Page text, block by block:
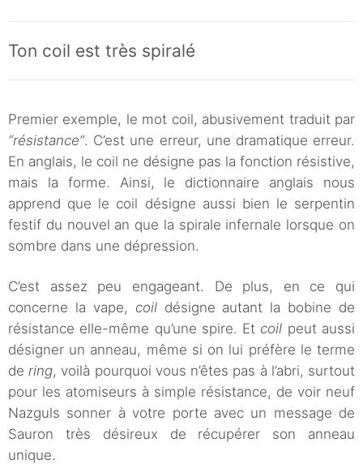
Ton coil est très spiralé
Premier exemple, le mot coil, abusivement traduit par
“résistance”. C’est une erreur, une dramatique erreur.
En anglais, le coil ne désigne pas la fonction résistive,
mais la forme. Ainsi, le dictionnaire anglais nous
apprend que le coil désigne aussi bien le serpentin
festif du nouvel an que la spirale infernale lorsque on
sombre dans une dépression.
C’est assez peu engageant. De plus, en ce qui
concerne la vape, coildésigne autant la bobine de
résistance elle-même qu’une spire. Et coil peut aussi
désigner un anneau, même si on lui préfère le terme
dering, voilà pourquoi vous n’êtes pas à l’abri, surtout
pour les atomiseurs à simple résistance, de voir neuf
Nazguls sonner à votre porte avec un message de
Sauron très désireux de récupérer son anneau
unique.